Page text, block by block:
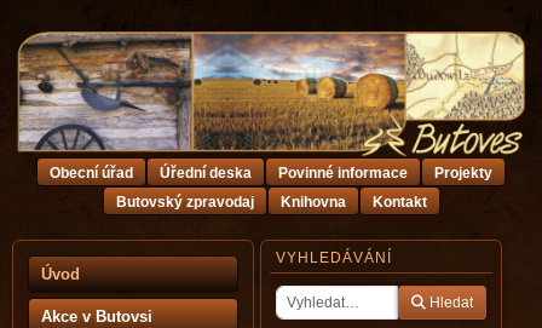
Úvod
Akce v Butovsi
VYHLEDÁVÁNÍ
Hledat
Obecní úřad Úřední deska Povinné informace
Projekty
Butovský zpravodaj
Knihovna Kontakt